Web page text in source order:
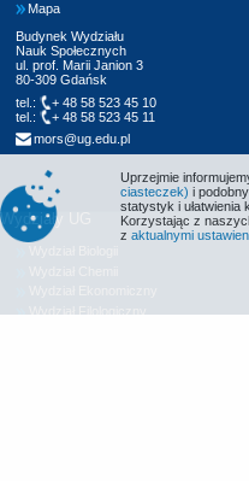
Mapa
Budynek Wydziału
Nauk Społecznych
ul. prof. Marii Janion 3
80-309 Gdańsk
tel.:
+ 48 58 523 45 10
tel.:
+ 48 58 523 45 11
mors@ug.edu.pl
Wydziały UG
Uprzejmie
ciasteczek) i
statystyk i ułatwienia
Korzystając z
z aktualnymi